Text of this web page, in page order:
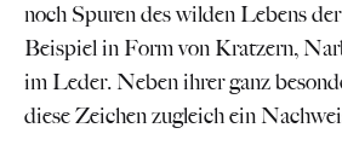
noch Spuren des wilden Lebens
Beispiel in Form von Kratzern,
im Leder. Neben ihrer ganz
diese Zeichen zugleich ein